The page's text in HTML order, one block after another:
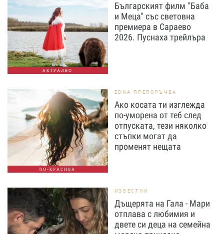
АКТУАЛНО
Българският филм "Баба
и Меца" със световна
премиера в Сараево
2026. Пуснаха трейлъра
ПО-КРАСИВА
EDNA ПРЕПОРЪЧВА
Ако косата ти изглежда
по-уморена от теб след
отпуската, тези няколко
стъпки могат да
променят нещата
ИЗВЕСТНИ
Дъщерята на Гала - Мари
отплава с любимия и
двете си деца на семейна